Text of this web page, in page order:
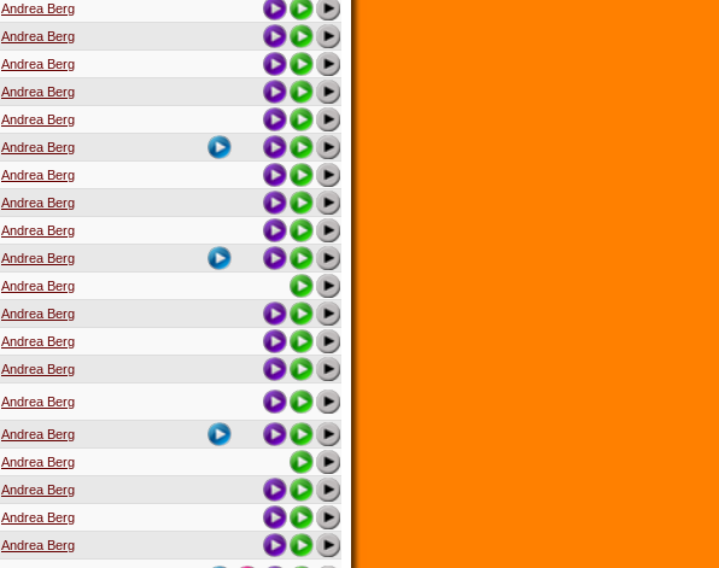
Andrea Berg
Andrea Berg
Andrea Berg
Andrea Berg
Andrea Berg
Andrea Berg
Andrea Berg
Andrea Berg
Andrea Berg
Andrea Berg
Andrea Berg
Andrea Berg
Andrea Berg
Andrea Berg
Andrea Berg
Andrea Berg
Andrea Berg
Andrea Berg
Andrea Berg
Andrea Berg